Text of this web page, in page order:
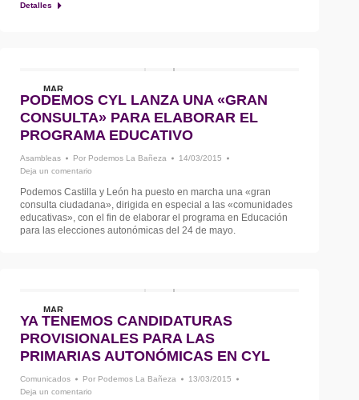
Detalles
MAR
14
PODEMOS CYL LANZA UNA «GRAN
CONSULTA» PARA ELABORAR EL
PROGRAMA EDUCATIVO
Asambleas Por Podemos La Bañeza
14/03/2015
Deja un comentario
Podemos Castilla y León ha puesto en marcha una «gran
consulta ciudadana», dirigida en especial a las «comunidades
educativas», con el fin de elaborar el programa en Educación
para las elecciones autonómicas del 24 de mayo.
MAR
13
YA TENEMOS CANDIDATURAS
PROVISIONALES PARA LAS
PRIMARIAS AUTONÓMICAS EN CYL
Comunicados Por Podemos La Bañeza
13/03/2015
Deja un comentario